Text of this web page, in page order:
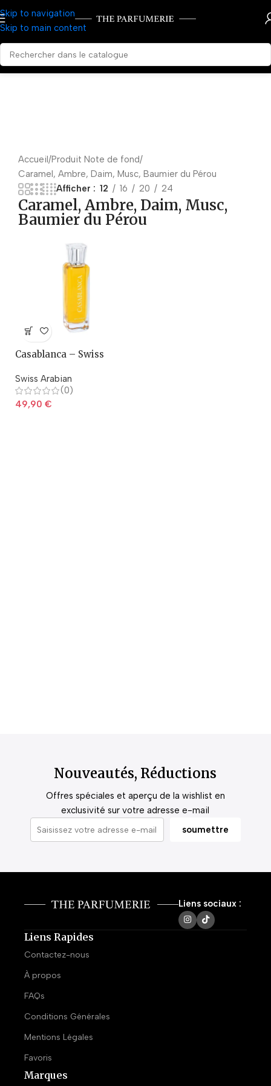
Skip to navigation
Skip to main content
Accueil Produit Note de fond
Caramel, Ambre, Daim, Musc, Baumier du Pérou
Afficher
12 16 20 24
Caramel, Ambre, Daim, Musc,
Baumier du Pérou
Casablanca – Swiss
Swiss Arabian
(0)
49,90 €
Nouveautés, Réductions
Offres spéciales et aperçu de la wishlist en
exclusivité sur votre adresse e-mail
Liens sociaux :
Liens Rapides
Contactez-nous
À propos
FAQs
Conditions Générales
Mentions Légales
Favoris
Marques